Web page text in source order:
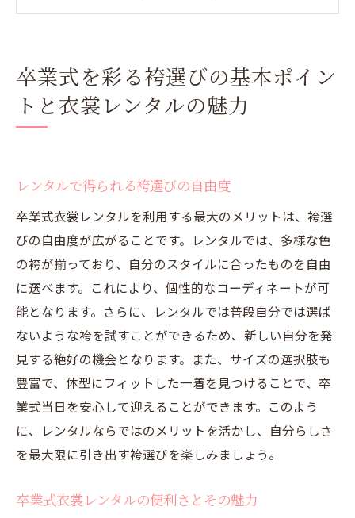
卒業式を彩る袴選びの基本ポイン
トと衣裳レンタルの魅力
レンタルで得られる袴選びの自由度
卒業式衣裳レンタルを利用する最大のメリットは、袴選
びの自由度が広がることです。レンタルでは、多様な色
の袴が揃っており、自分のスタイルに合ったものを自由
に選べます。これにより、個性的なコーディネートが可
能となります。さらに、レンタルでは普段自分では選ば
ないような袴を試すことができるため、新しい自分を発
見する絶好の機会となります。また、サイズの選択肢も
豊富で、体型にフィットした一着を見つけることで、卒
業式当日を安心して迎えることができます。このよう
に、レンタルならではのメリットを活かし、自分らしさ
を最大限に引き出す袴選びを楽しみましょう。
卒業式衣裳レンタルの便利さとその魅力